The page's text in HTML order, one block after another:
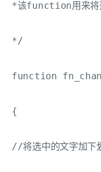
*该function用来将
*/
function
{
//将选中的文字加下